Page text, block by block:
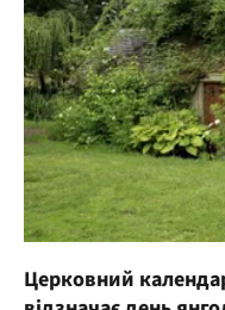
Церковний